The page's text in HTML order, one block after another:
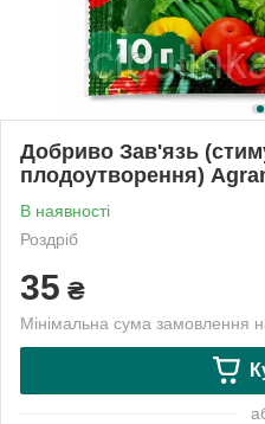
Добриво Зав'язь
плодоутворення)
В наявності
Роздріб
35 ₴
Мінімальна сума замовлення